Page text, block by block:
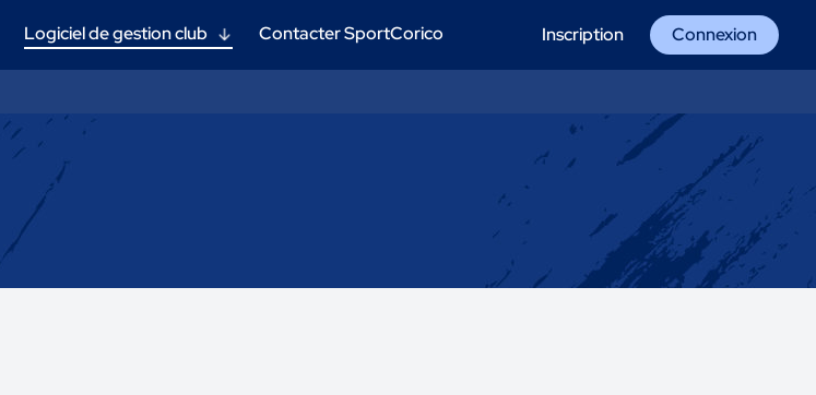
Logiciel de gestion club Contacter SportCorico Inscription Connexion